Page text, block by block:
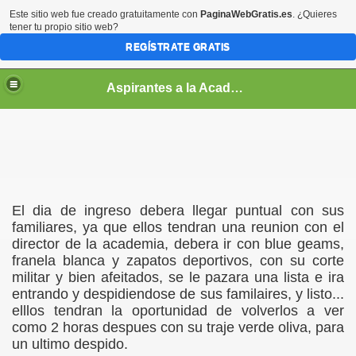
Aspirantes a la Academia Militar de Venezuela [NO ES LA PAGINA OFICIAL]
El dia de ingreso debera llegar puntual con sus
familiares, ya que ellos tendran una reunion con el
director de la academia, debera ir con blue geams,
franela blanca y zapatos deportivos, con su corte
militar y bien afeitados, se le pazara una lista e ira
entrando y despidiendose de sus familaires, y listo...
elllos tendran la oportunidad de volverlos a ver
como 2 horas despues con su traje verde oliva, para
un ultimo despido.
Cadete?
Este sitio web fue creado gratuitamente con PaginaWebGratis.es. ¿Quieres
tener tu propio sitio web?
REGÍSTRATE GRATIS